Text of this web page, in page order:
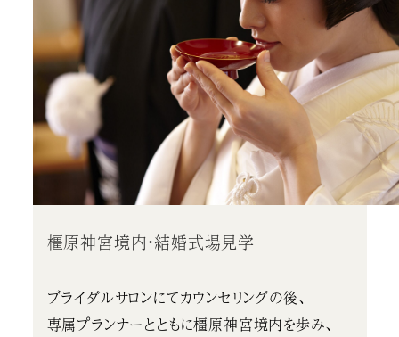
橿原神宮境内・結婚式場見学
ブライダルサロンにてカウンセリングの後、
専属プランナーとともに橿原神宮境内を歩み、